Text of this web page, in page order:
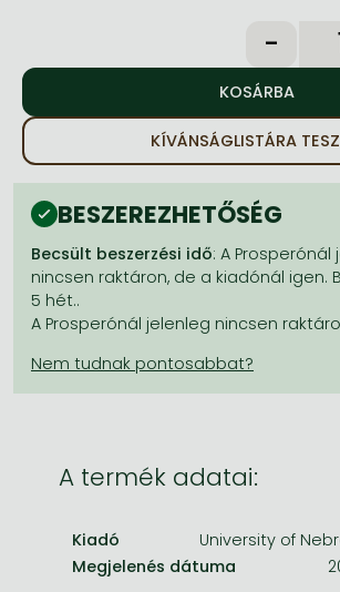
KÍVÁNSÁGLISTÁRA
BESZEREZHETŐSÉG
Becsült beszerzési idő: A Prosperónál
nincsen raktáron, de a kiadónál igen.
5 hét..
A Prosperónál jelenleg nincsen
A termék adatai:
Kiadó
University of
Megjelenés dátuma